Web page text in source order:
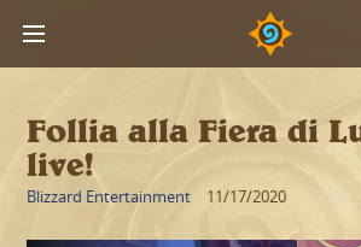
Follia alla Fiera di
live!
Blizzard Entertainment 11/17/2020